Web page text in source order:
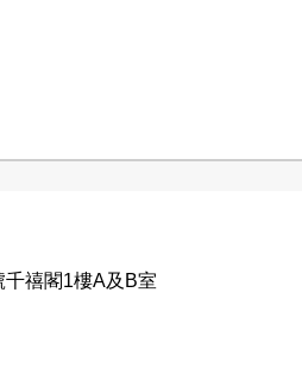
禧閣1樓A及B室